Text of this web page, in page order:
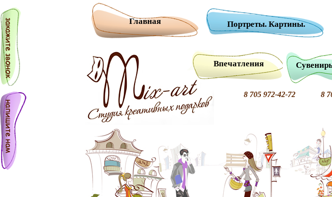
Главная Портреты. Картины.
8 705 972-42-72 8
Впечатления